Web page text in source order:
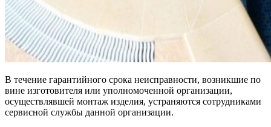
В течение гарантийного срока неисправности, возникшие по
вине изготовителя или уполномоченной организации,
осуществлявшей монтаж изделия, устраняются сотрудниками
сервисной службы данной организации.